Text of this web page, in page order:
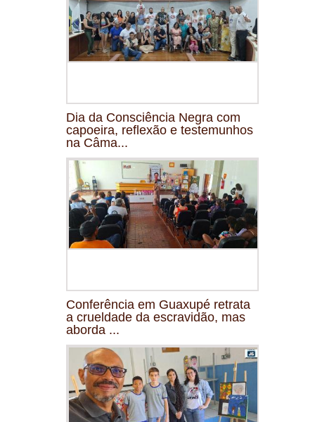
Dia da Consciência Negra com
capoeira, reflexão e testemunhos
na Câma...
Conferência em Guaxupé retrata
a crueldade da escravidão, mas
aborda ...